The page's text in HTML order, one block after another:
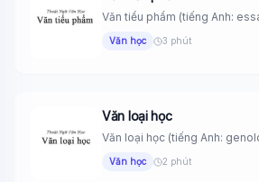
Văn tiểu phẩm (tiếng Anh:
Văn học 3 phút
Văn loại học
Văn loại học (tiếng Anh:
Văn học 2 phút